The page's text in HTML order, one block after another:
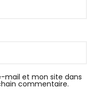
mail et mon site dans
commentaire.